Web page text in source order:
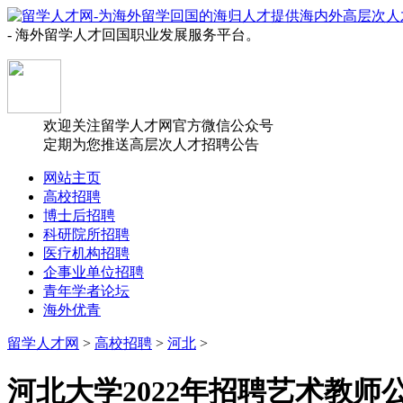
- 海外留学人才回国职业发展服务平台。
欢迎关注留学人才网官方微信公众号
定期为您推送高层次人才招聘公告
网站主页
高校招聘
博士后招聘
科研院所招聘
医疗机构招聘
企事业单位招聘
青年学者论坛
海外优青
留学人才网 > 高校招聘 > 河北 >
河北大学2022年招聘艺术教师